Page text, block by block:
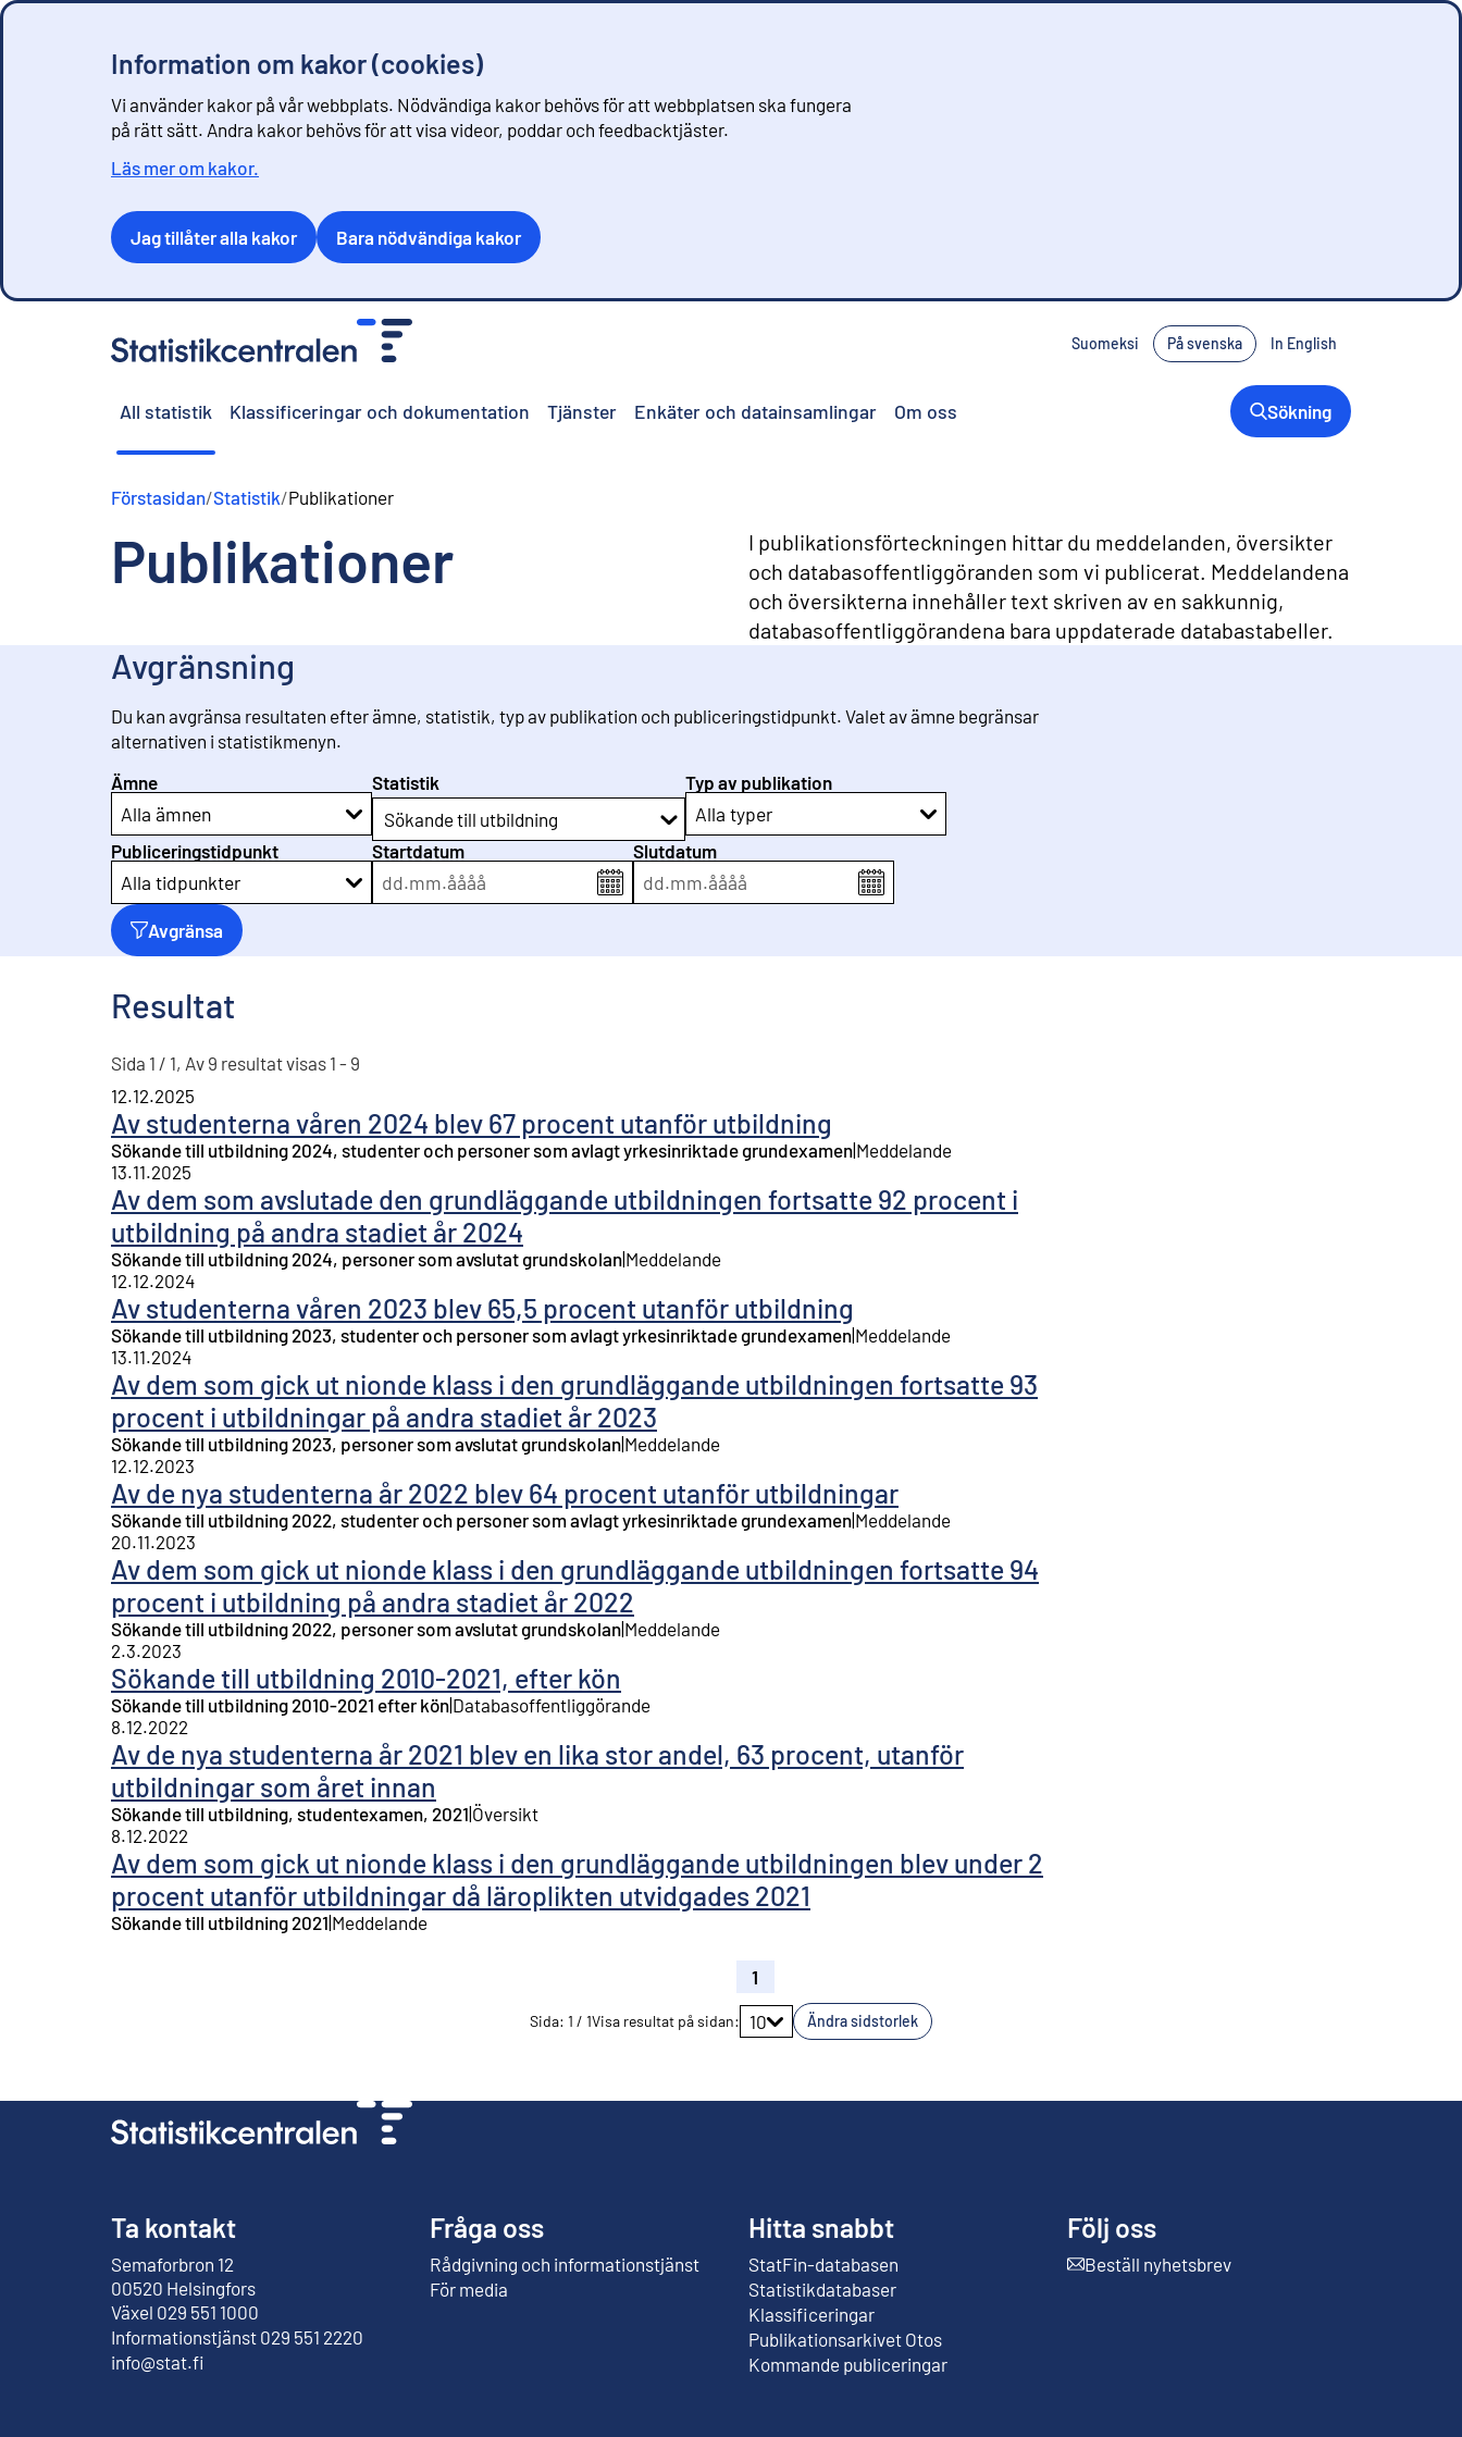
Information om kakor (cookies)
Vi använder kakor på vår webbplats. Nödvändiga kakor behövs för att webbplatsen ska fungera
på rätt sätt. Andra kakor behövs för att visa videor, poddar och feedbacktjäster.
Läs mer om kakor.
Jag tillåter alla kakor Bara nödvändiga kakor
Suomeksi På svenska In English
All statistik Klassificeringar och dokumentation Tjänster Enkäter och datainsamlingar Om oss Sökning
Förstasidan/Statistik/Publikationer
Publikationer
I publikationsförteckningen hittar du meddelanden, översikter
och databasoffentliggöranden som vi publicerat. Meddelandena
och översikterna innehåller text skriven av en sakkunnig,
databasoffentliggörandena bara uppdaterade databastabeller.
Avgränsning
Du kan avgränsa resultaten efter ämne, statistik, typ av publikation och publiceringstidpunkt. Valet av ämne begränsar
alternativen i statistikmenyn.
Ämne
Alla ämnen
Statistik
Sökande till utbildning
Typ av publikation
Alla typer
Publiceringstidpunkt
Alla tidpunkter
Startdatum
dd.mm.åååå
Slutdatum
dd.mm.åååå
Avgränsa
Resultat
Sida 1 / 1, Av 9 resultat visas 1 - 9
Av studenterna våren 2024 blev 67 procent utanför utbildning
12.12.2025
Sökande till utbildning 2024, studenter och personer som avlagt yrkesinriktade grundexamen Meddelande
Av dem som avslutade den grundläggande utbildningen fortsatte 92 procent i
utbildning på andra stadiet år 2024
13.11.2025
Sökande till utbildning 2024, personer som avslutat grundskolan Meddelande
Av studenterna våren 2023 blev 65,5 procent utanför utbildning
12.12.2024
Sökande till utbildning 2023, studenter och personer som avlagt yrkesinriktade grundexamen Meddelande
Av dem som gick ut nionde klass i den grundläggande utbildningen fortsatte 93
procent i utbildningar på andra stadiet år 2023
13.11.2024
Sökande till utbildning 2023, personer som avslutat grundskolan Meddelande
Av de nya studenterna år 2022 blev 64 procent utanför utbildningar
12.12.2023
Sökande till utbildning 2022, studenter och personer som avlagt yrkesinriktade grundexamen Meddelande
Av dem som gick ut nionde klass i den grundläggande utbildningen fortsatte 94
procent i utbildning på andra stadiet år 2022
20.11.2023
Sökande till utbildning 2022, personer som avslutat grundskolan Meddelande
Sökande till utbildning 2010-2021, efter kön
2.3.2023
Sökande till utbildning 2010-2021 efter kön Databasoffentliggörande
Av de nya studenterna år 2021 blev en lika stor andel, 63 procent, utanför
utbildningar som året innan
8.12.2022
Sökande till utbildning, studentexamen, 2021 Översikt
Av dem som gick ut nionde klass i den grundläggande utbildningen blev under 2
procent utanför utbildningar då läroplikten utvidgades 2021
8.12.2022
Sökande till utbildning 2021 Meddelande
Gå till sidan
1
Sida: 1 /1Visa resultat på sidan: 10 Ändra sidstorlek
Ta kontakt
Semaforbron 12
00520 Helsingfors
Extern länk
Växel 029 551 1000
Informationstjänst 029 551 2220
info@stat.fi
Fråga oss
Rådgivning och informationstjänst
För media
Hitta snabbt
StatFin-databasen
Extern länk
Statistikdatabaser
Klassificeringar
Publikationsarkivet Otos
Extern länk
Kommande publiceringar
Följ oss
Beställ nyhetsbrev
Extern länk